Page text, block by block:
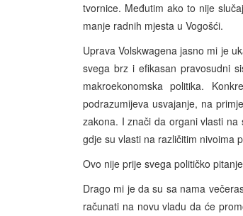
tvornice. Međutim ako to nije
manje radnih mjesta u Vogošći.
Uprava Volskwagena jasno mi je
svega brz i efikasan pravosudni
makroekonomska politika.
podrazumijeva usvajanje, na
zakona. I znači da organi vlasti na
gdje su vlasti na različitim nivoima
Ovo nije prije svega političko
Drago mi je da su sa nama
računati na novu vladu da će